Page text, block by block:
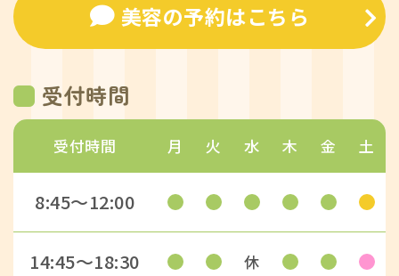
美容の予約はこちら
受付時間
受付時間 月 火 水 木 金 土
8:45〜12:00
14:45〜18:30 休